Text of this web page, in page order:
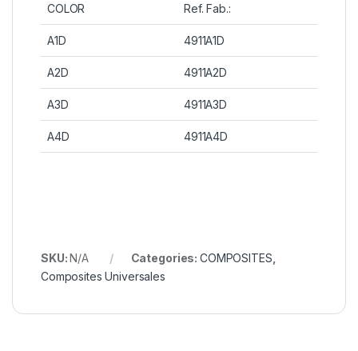
COLOR Ref. Fab.:
A1D 4911A1D
A2D 4911A2D
A3D 4911A3D
A4D 4911A4D
SKU:N/A Categories: COMPOSITES
Composites Universales